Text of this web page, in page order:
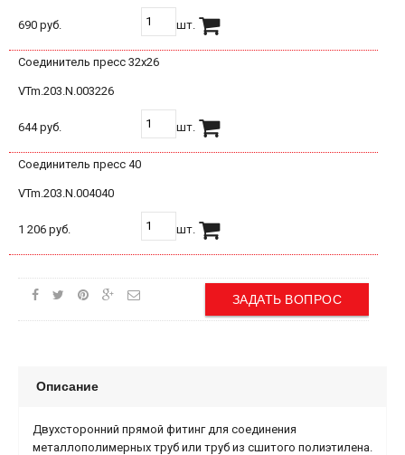
690 руб. шт.
Соединитель пресс 32х26
VTm.203.N.003226
644 руб. шт.
Соединитель пресс 40
VTm.203.N.004040
1 206 руб. шт.
ЗАДАТЬ ВОПРОС
Описание
Двухсторонний прямой фитинг для соединения
металлополимерных труб или труб из сшитого полиэтилена.